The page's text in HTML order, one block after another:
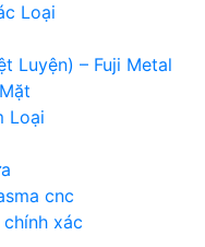
Loại
Luyện) – Fuji Metal
Loại
cnc
xác